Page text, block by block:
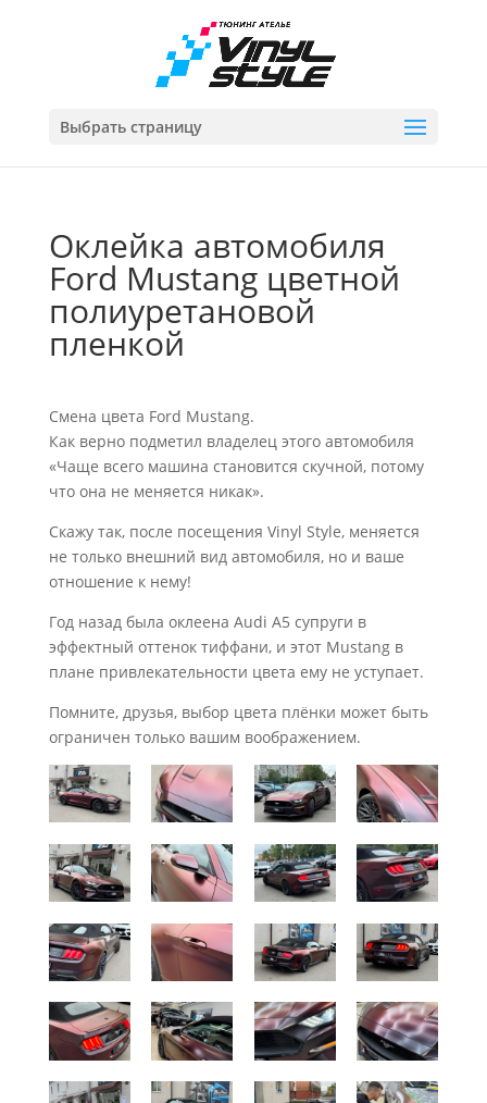
Выбрать страницу
Оклейка автомобиля
Ford Mustang цветной
полиуретановой
пленкой
Смена цвета Ford Mustang.
Как верно подметил владелец этого автомобиля
«Чаще всего машина становится скучной, потому
что она не меняется никак».
Скажу так, после посещения Vinyl Style, меняется
не только внешний вид автомобиля, но и ваше
отношение к нему!
Год назад была оклеена Audi A5 супруги в
эффектный оттенок тиффани, и этот Mustang в
плане привлекательности цвета ему не уступает.
Помните, друзья, выбор цвета плёнки может быть
ограничен только вашим воображением.